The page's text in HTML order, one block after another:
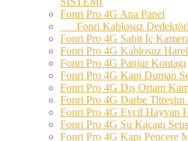
Fonri Pro 4G Ana Panel
Fonri Kablosuz
Fonri Pro 4G Sabit İç
Fonri Pro 4G Kablosuz
Fonri Pro 4G Panjur Kontagı
Fonri Pro 4G Kapı Duman
Fonri Pro 4G Dış Ortam
Fonri Pro 4G Darbe Titreşim
Fonri Pro 4G Evcil Hayvan
Fonri Pro 4G Su Kaçagı
Fonri Pro 4G Kapı Pencere